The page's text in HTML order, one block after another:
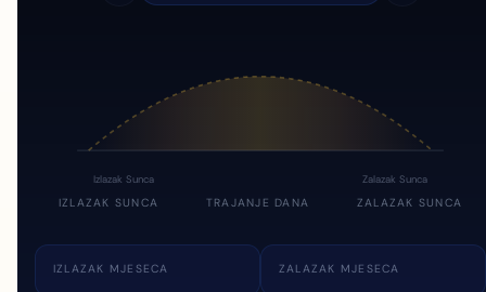
Izlazak Sunca Zalazak Sunca
IZLAZAK SUNCA TRAJANJE DANA ZALAZAK SUNCA
IZLAZAK MJESECA ZALAZAK MJESECA